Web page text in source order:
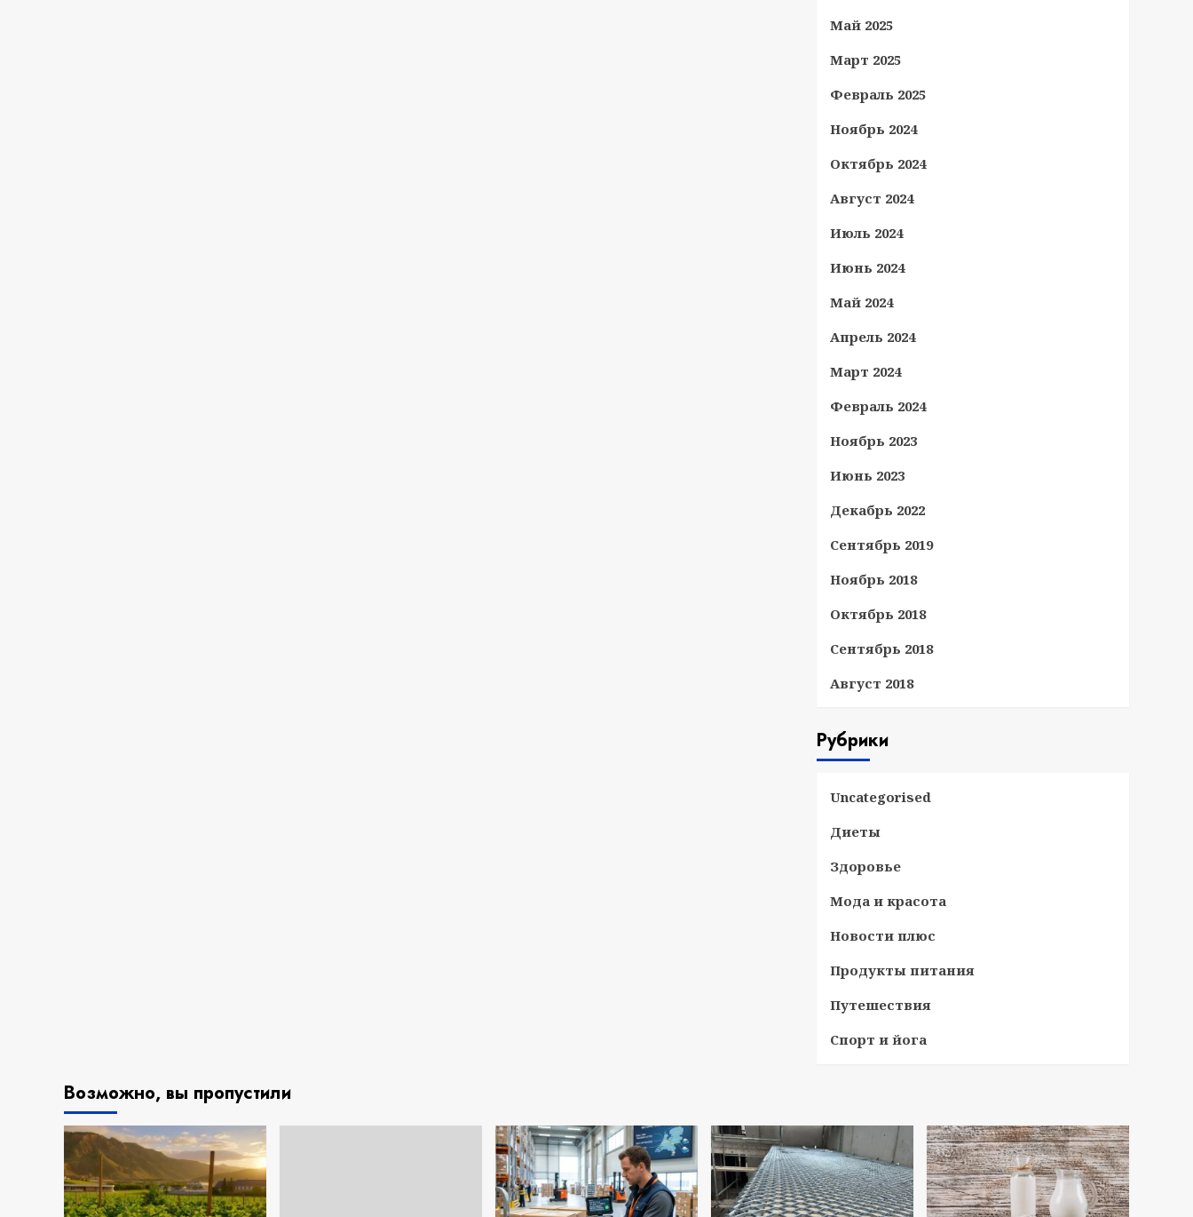
Май 2025
Март 2025
Февраль 2025
Ноябрь 2024
Октябрь 2024
Август 2024
Июль 2024
Июнь 2024
Май 2024
Апрель 2024
Март 2024
Февраль 2024
Ноябрь 2023
Июнь 2023
Декабрь 2022
Сентябрь 2019
Ноябрь 2018
Октябрь 2018
Сентябрь 2018
Август 2018
Рубрики
Uncategorised
Диеты
Здоровье
Мода и красота
Новости плюс
Продукты питания
Путешествия
Спорт и йога
Возможно, вы пропустили